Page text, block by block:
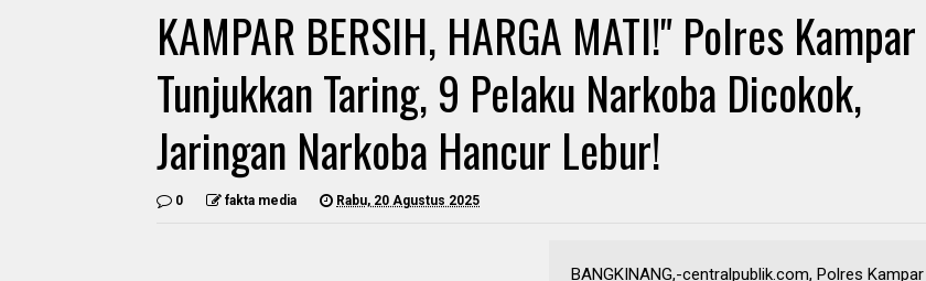
KAMPAR BERSIH, HARGA MATI!" Polres Kampar
Tunjukkan Taring, 9 Pelaku Narkoba Dicokok,
Jaringan Narkoba Hancur Lebur!
0 fakta media Rabu, 20 Agustus 2025
BANGKINANG,-centralpublik.com, Polres Kampar